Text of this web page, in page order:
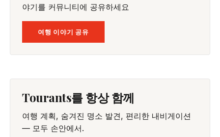
야기를 커뮤니티에 공유하세요
여행 이야기 공유
Tourants를 항상 함께
여행 계획, 숨겨진 명소 발견, 편리한 내비게이션
— 모두 손안에서.